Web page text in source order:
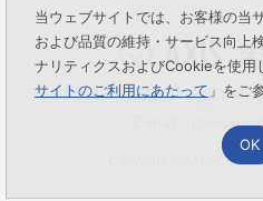
〒164-0012 東京都中野区本町
Copyright © AXIS Co.,
当ウェブサイトでは、お客様の当
および品質の維持・サービス向上
ナリティクスおよびCookieを使用
サイトのご利用にあたって 」をご
OK